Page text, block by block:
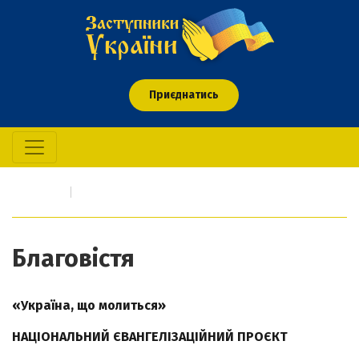
Приєднатись
Благовістя
«Україна, що молиться»
НАЦІОНАЛЬНИЙ ЄВАНГЕЛІЗАЦІЙНИЙ ПРОЄКТ